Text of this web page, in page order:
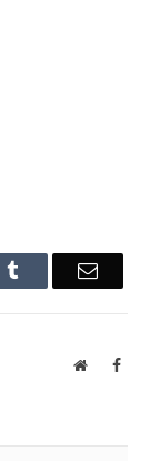
Tumblr Email
Website